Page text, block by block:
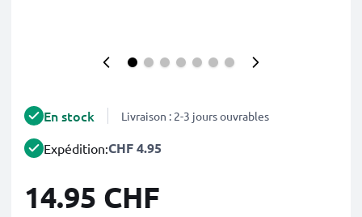
En stock Livraison : 2-3 jours ouvrables
Expédition:CHF 4.95
14.95 CHF